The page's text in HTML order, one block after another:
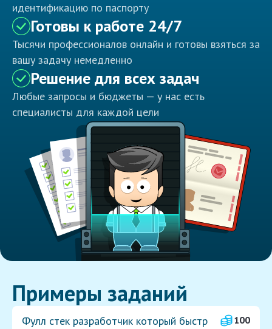
идентификацию по паспорту
Готовы к работе 24/7
Тысячи профессионалов онлайн и готовы взяться за
вашу задачу немедленно
Решение для всех задач
Любые запросы и бюджеты — у нас есть
специалисты для каждой цели
Примеры заданий
Фулл стек разработчик который быстр
100